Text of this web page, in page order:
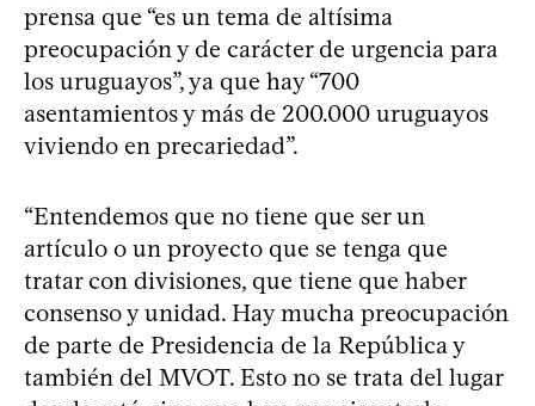
prensa que “es un tema de altísima
preocupación y de carácter de urgencia para
los uruguayos”, ya que hay “700
asentamientos y más de 200.000 uruguayos
viviendo en precariedad”.
“Entendemos que no tiene que ser un
artículo o un proyecto que se tenga que
tratar con divisiones, que tiene que haber
consenso y unidad. Hay mucha preocupación
de parte de Presidencia de la República y
también del MVOT. Esto no se trata del lugar